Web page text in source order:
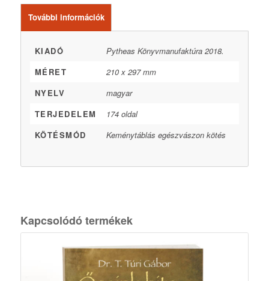
További információk
KIADÓ
Pytheas Könyvmanufaktúra 2018.
MÉRET
210 x 297 mm
NYELV
magyar
TERJEDELEM
174 oldal
KÖTÉSMÓD
Keménytáblás egészvászon kötés
Kapcsolódó termékek